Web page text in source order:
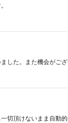
した。また機会がご
切頂けないまま自動的